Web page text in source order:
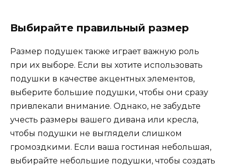
Выбирайте правильный размер
Размер подушек также играет важную роль
при их выборе. Если вы хотите использовать
подушки в качестве акцентных элементов,
выберите большие подушки, чтобы они сразу
привлекали внимание. Однако, не забудьте
учесть размеры вашего дивана или кресла,
чтобы подушки не выглядели слишком
громоздкими. Если ваша гостиная небольшая,
выбирайте небольшие подушки, чтобы создать